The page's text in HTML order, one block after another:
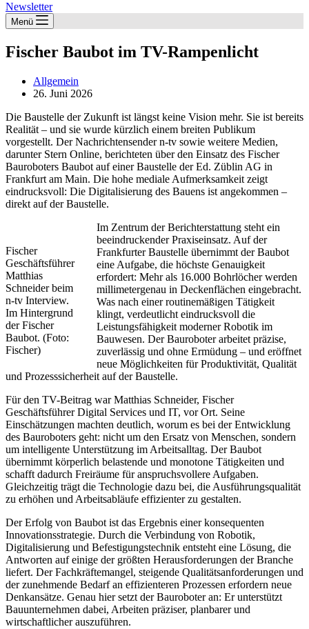
Newsletter
Menü
Fischer Baubot im TV-Rampenlicht
Allgemein
26. Juni 2026
Die Baustelle der Zukunft ist längst keine Vision mehr. Sie ist bereits
Realität – und sie wurde kürzlich einem breiten Publikum
vorgestellt. Der Nachrichtensender n-tv sowie weitere Medien,
darunter Stern Online, berichteten über den Einsatz des Fischer
Bauroboters Baubot auf einer Baustelle der Ed. Züblin AG in
Frankfurt am Main. Die hohe mediale Aufmerksamkeit zeigt
eindrucksvoll: Die Digitalisierung des Bauens ist angekommen –
direkt auf der Baustelle.
Fischer
Geschäftsführer
Matthias
Schneider beim
n-tv Interview.
Im Hintergrund
der Fischer
Baubot. (Foto:
Fischer)
Im Zentrum der Berichterstattung steht ein
beeindruckender Praxiseinsatz. Auf der
Frankfurter Baustelle übernimmt der Baubot
eine Aufgabe, die höchste Genauigkeit
erfordert: Mehr als 16.000 Bohrlöcher werden
millimetergenau in Deckenflächen eingebracht.
Was nach einer routinemäßigen Tätigkeit
klingt, verdeutlicht eindrucksvoll die
Leistungsfähigkeit moderner Robotik im
Bauwesen. Der Bauroboter arbeitet präzise,
zuverlässig und ohne Ermüdung – und eröffnet
neue Möglichkeiten für Produktivität, Qualität
und Prozesssicherheit auf der Baustelle.
Für den TV-Beitrag war Matthias Schneider, Fischer
Geschäftsführer Digital Services und IT, vor Ort. Seine
Einschätzungen machten deutlich, worum es bei der Entwicklung
des Bauroboters geht: nicht um den Ersatz von Menschen, sondern
um intelligente Unterstützung im Arbeitsalltag. Der Baubot
übernimmt körperlich belastende und monotone Tätigkeiten und
schafft dadurch Freiräume für anspruchsvollere Aufgaben.
Gleichzeitig trägt die Technologie dazu bei, die Ausführungsqualität
zu erhöhen und Arbeitsabläufe effizienter zu gestalten.
Der Erfolg von Baubot ist das Ergebnis einer konsequenten
Innovationsstrategie. Durch die Verbindung von Robotik,
Digitalisierung und Befestigungstechnik entsteht eine Lösung, die
Antworten auf einige der größten Herausforderungen der Branche
liefert. Der Fachkräftemangel, steigende Qualitätsanforderungen und
der zunehmende Bedarf an effizienteren Prozessen erfordern neue
Denkansätze. Genau hier setzt der Bauroboter an: Er unterstützt
Bauunternehmen dabei, Arbeiten präziser, planbarer und
wirtschaftlicher auszuführen.